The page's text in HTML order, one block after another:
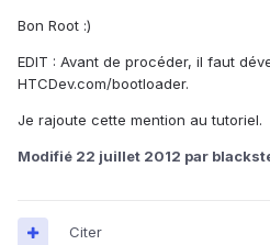
Bon Root :)
EDIT : Avant de procéder, il faut
HTCDev.com/bootloader.
Je rajoute cette mention au tutoriel.
Modifié 22 juillet 2012 par
Citer